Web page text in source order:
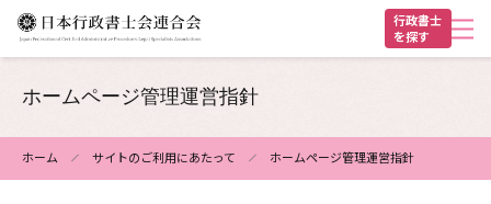
ン
行政書士
を探す
ヘ
ッ
ダ
ホームページ管理運営指針
ホーム サイトのご利用にあたって ホームページ管理運営指針